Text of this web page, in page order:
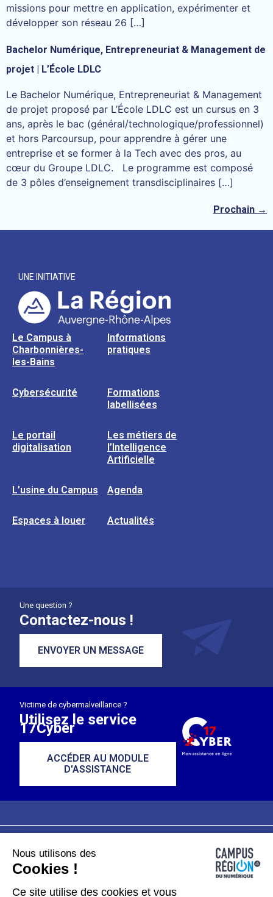
missions pour mettre en application, expérimenter et
développer son réseau 26 […]
Bachelor Numérique, Entrepreneuriat & Management de
projet | L’École LDLC
Le Bachelor Numérique, Entrepreneuriat & Management
de projet proposé par L’École LDLC est un cursus en 3
ans, après le bac (général/technologique/professionnel)
et hors Parcoursup, pour apprendre à gérer une
entreprise et se former à la Tech avec des pros, au
cœur du Groupe LDLC. Le programme est composé
de 3 pôles d’enseignement transdisciplinaires […]
Prochain →
UNE INITIATIVE
Le Campus à
Charbonnières-
les-Bains
Informations
pratiques
Cybersécurité
Formations
labellisées
Le portail
digitalisation
Les métiers de
l’Intelligence
Artificielle
L’usine du Campus Agenda
Espaces à louer Actualités
Une question ?
Contactez-nous !
ENVOYER UN MESSAGE
Victime de cybermalveillance ?
Utilisez le service
17Cyber
ACCÉDER AU MODULE
D'ASSISTANCE
Plan du site
Données personnelles
Nous utilisons des
Cookies !
Ce site utilise des cookies et vous